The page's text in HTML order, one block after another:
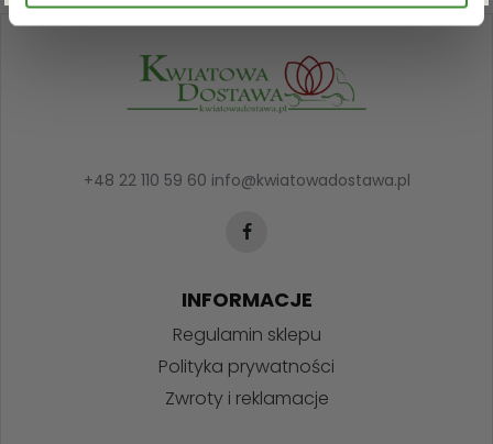
+48 22 110 59 60 info@kwiatowadostawa.pl
INFORMACJE
Regulamin sklepu
Polityka prywatności
Zwroty i reklamacje